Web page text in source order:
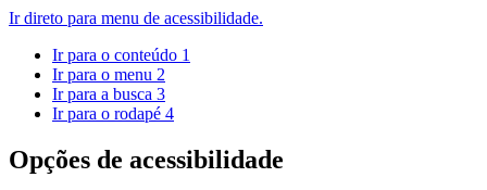
Ir direto para menu de acessibilidade.
Ir para o conteúdo 1
Ir para o menu 2
Ir para a busca 3
Ir para o rodapé 4
Opções de acessibilidade